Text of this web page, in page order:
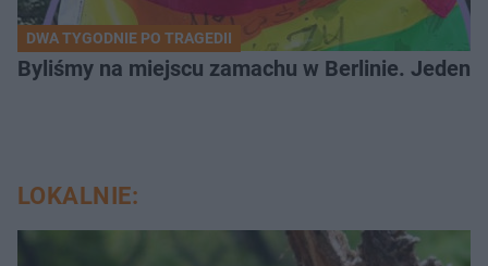
DWA TYGODNIE PO TRAGEDII
Byliśmy na miejscu zamachu w Berlinie. Jeden
LOKALNIE: